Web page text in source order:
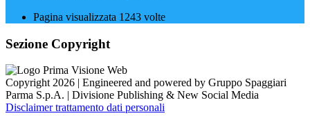
Pagina visualizzata 1243 volte
Sezione Copyright
Copyright 2026 | Engineered and powered by Gruppo Spaggiari
Parma S.p.A. | Divisione Publishing & New Social Media
Disclaimer trattamento dati personali